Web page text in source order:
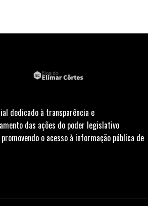
dedicado à transparência e
das ações do poder legislativo
o acesso à informação pública de